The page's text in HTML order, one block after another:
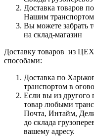
Доставка товаров
Нашим транспортом
Вы можете забрать
на склад-магазин
Доставку товаров из
способами:
Доставка по
транспортом в
Если вы из другого
товар любыми
Почта, Интайм,
до склада
вашему адресу.